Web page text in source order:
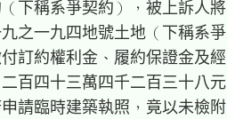
下稱系爭契約），被上訴人
之一九四地號土地（下稱系
訂約權利金、履約保證金及
二百四十三萬四千二百三十八
請臨時建築執照，竟以未檢